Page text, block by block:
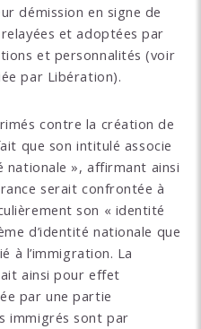
démission en signe de
et adoptées par
et personnalités (voir
par Libération).
contre la création de
que son intitulé associe
», affirmant ainsi
serait confrontée à
son « identité
d’identité nationale que
à l’immigration. La
ainsi pour effet
par une partie
immigrés sont par